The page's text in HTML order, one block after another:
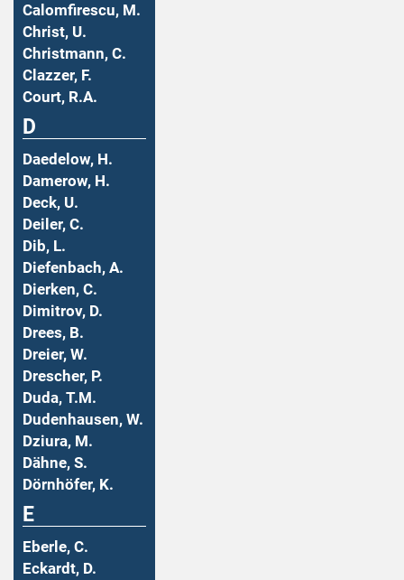
Calomfirescu, M.
Christ, U.
Christmann, C.
Clazzer, F.
Court, R.A.
D
Daedelow, H.
Damerow, H.
Deck, U.
Deiler, C.
Dib, L.
Diefenbach, A.
Dierken, C.
Dimitrov, D.
Drees, B.
Dreier, W.
Drescher, P.
Duda, T.M.
Dudenhausen, W.
Dziura, M.
Dähne, S.
Dörnhöfer, K.
E
Eberle, C.
Eckardt, D.